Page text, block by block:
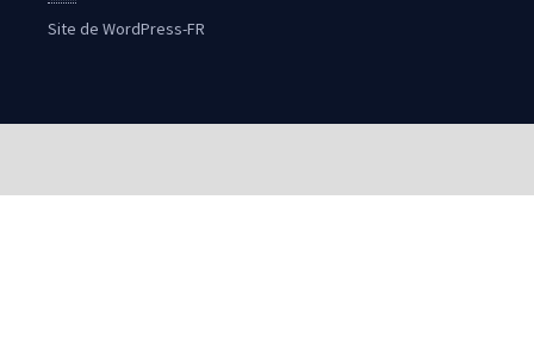
Site de WordPress-FR